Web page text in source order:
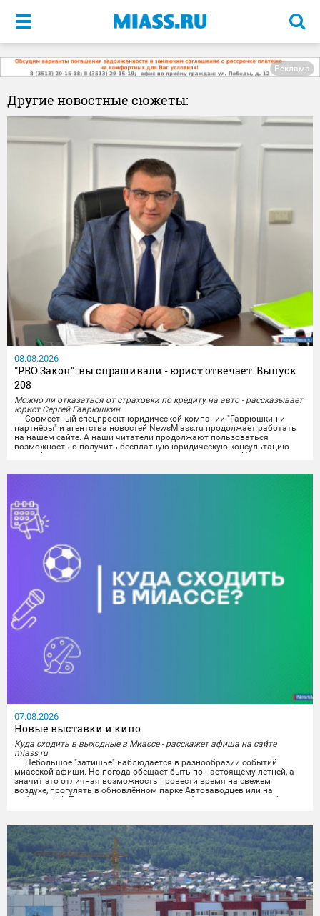
Меню
Реклама
Другие новостные сюжеты:
08.08.2026
"PRO Закон": вы спрашивали - юрист отвечает. Выпуск
208
Можно ли отказаться от страховки по кредиту на авто - рассказывает
юрист Сергей Гаврюшкин
Совместный спецпроект юридической компании "Гаврюшкин и
партнёры" и агентства новостей NewsMiass.ru продолжает работать
на нашем сайте. А наши читатели продолжают пользоваться
возможностью получить бесплатную юридическую консультацию
квалифицированного специалиста не выходя из дома. На вопросы
Все поступившие на сегодняшний день вопросы уже проработаны,
07.08.2026
Новые выставки и кино
Куда сходить в выходные в Миассе - расскажет афиша на сайте
miass.ru
Небольшое "затишье" наблюдается в разнообразии событий
миасской афиши. Но погода обещает быть по-настоящему летней, а
значит это отличная возможность провести время на свежем
воздухе, прогулять в обновлённом парке Автозаводцев или на
набережной. Тем же, кто всё же хочет приобщиться к культурной